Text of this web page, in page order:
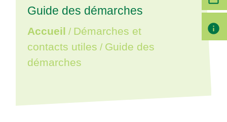
Guide des démarches
Accueil / Démarches et
contacts utiles / Guide des
démarches
info